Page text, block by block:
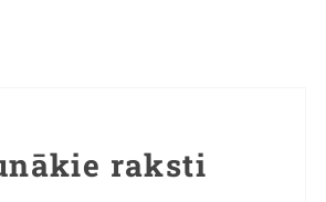
raksti